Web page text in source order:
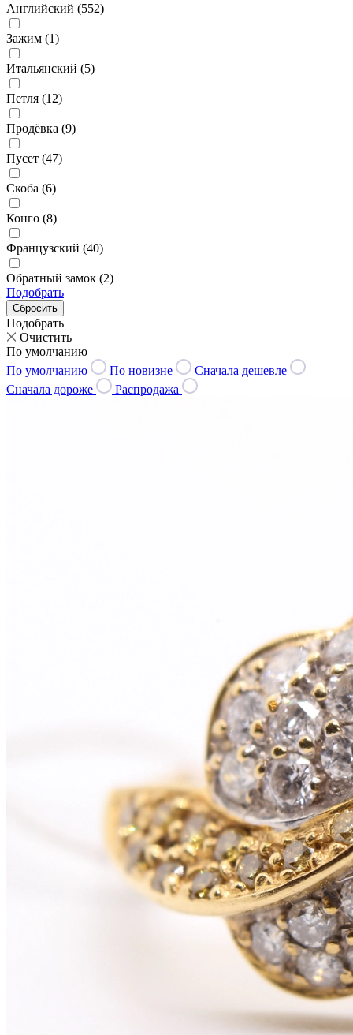
Английский (552)
Зажим (1)
Итальянский (5)
Петля (12)
Продёвка (9)
Пусет (47)
Скоба (6)
Конго (8)
Французский (40)
Обратный замок (2)
Подобрать
Подобрать
Очистить
По умолчанию
По умолчанию
По новизне
Сначала дешевле
Сначала дороже
Распродажа